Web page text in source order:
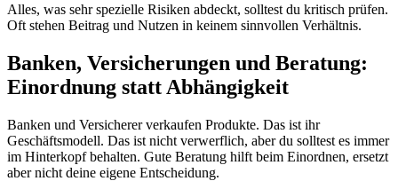
Alles, was sehr spezielle Risiken abdeckt, solltest du kritisch prüfen.
Oft stehen Beitrag und Nutzen in keinem sinnvollen Verhältnis.
Banken, Versicherungen und Beratung:
Einordnung statt Abhängigkeit
Banken und Versicherer verkaufen Produkte. Das ist ihr
Geschäftsmodell. Das ist nicht verwerflich, aber du solltest es immer
im Hinterkopf behalten. Gute Beratung hilft beim Einordnen, ersetzt
aber nicht deine eigene Entscheidung.